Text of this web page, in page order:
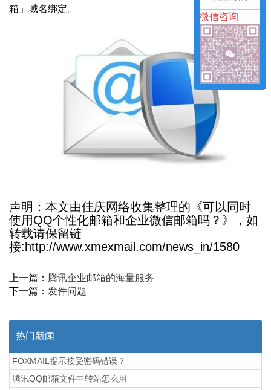
箱」域名绑定。
声明：本文由佳庆网络收集整理的《可以同时
使用QQ个性化邮箱和企业微信邮箱吗？》，如
转载请保留链
接:http://www.xmexmail.com/news_in/1580
上一篇： 腾讯企业邮箱的海量服务
下一篇： 发件问题
热门新闻
FOXMAIL提示接受密码错误？
腾讯QQ邮箱文件中转站怎么用
微信咨询